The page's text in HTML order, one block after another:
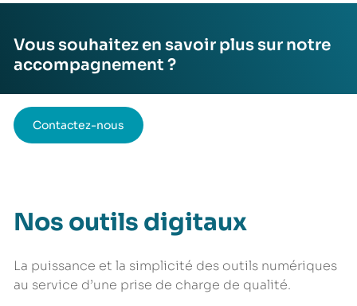
Vous souhaitez en savoir plus sur notre
accompagnement ?
Contactez-nous
Nos outils digitaux
La puissance et la simplicité des outils numériques
au service d’une prise de charge de qualité.